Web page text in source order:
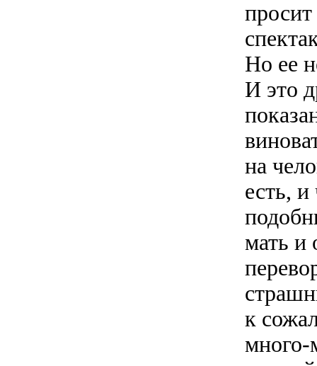
Но ее
И это
на
есть,
мать и
к
много-